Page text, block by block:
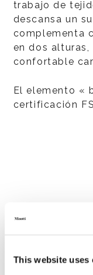
This website uses
trabajo de
descansa un
complementa
en dos alturas,
confortable
El elemento «
certificación